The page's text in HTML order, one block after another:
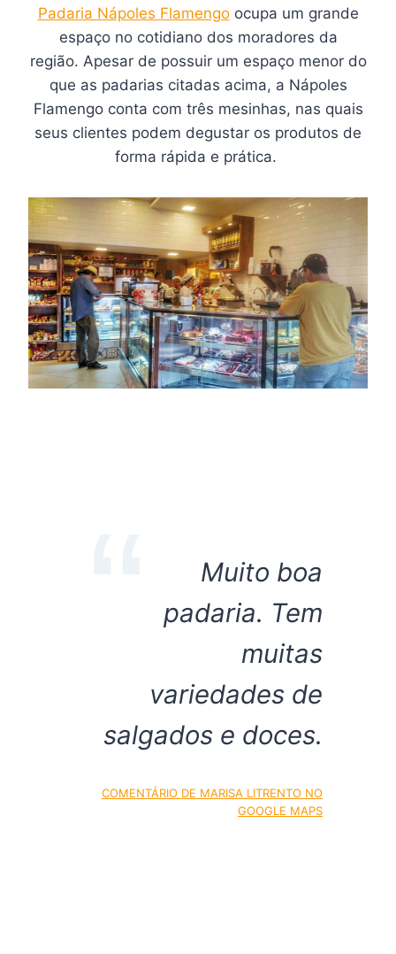
Padaria Nápoles Flamengoocupa um grande
espaço no cotidiano dos moradores da
região. Apesar de possuir um espaço menor do
que as padarias citadas acima, a Nápoles
Flamengo conta com três mesinhas, nas quais
seus clientes podem degustar os produtos de
forma rápida e prática.
Muito boa
padaria. Tem
muitas
variedades de
salgados e doces.
COMENTÁRIO DE MARISA LITRENTO NO
GOOGLE MAPS